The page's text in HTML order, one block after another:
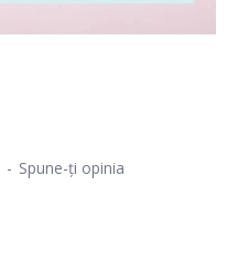
- Spune-ţi opinia